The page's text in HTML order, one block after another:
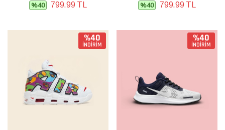
%40 799.99 TL %40 799.99 TL
%40
İNDİRİM
%40
İNDİRİM